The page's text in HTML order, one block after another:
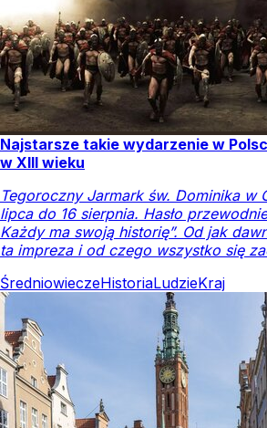
Najstarsze takie wydarzenie w
w XIII wieku
Tegoroczny Jarmark św. Dominika w
lipca do 16 sierpnia. Hasło
Każdy ma swoją historię”. Od jak
ta impreza i od czego wszystko się
ŚredniowieczeHistoriaLudzieKraj